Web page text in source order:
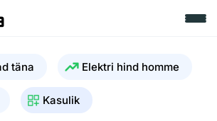
täna Elektri hind homme
Kasulik